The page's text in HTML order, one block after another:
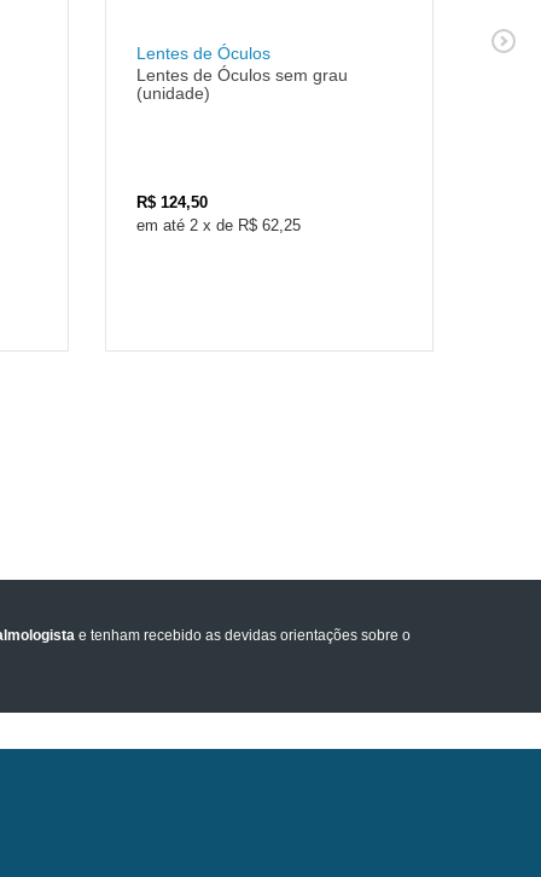
Lentes de Óculos
Lentes de Óculos sem grau
(unidade)
R$ 124,50
2 x de R$ 62,25
e tenham recebido as devidas orientações sobre o